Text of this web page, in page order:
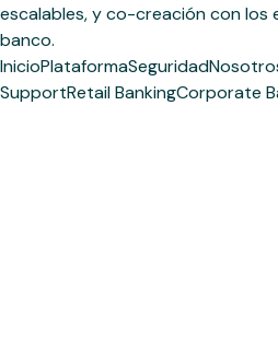
escalables, y co-creación con los
banco.
InicioPlataformaSeguridad
SupportRetail BankingCorporate